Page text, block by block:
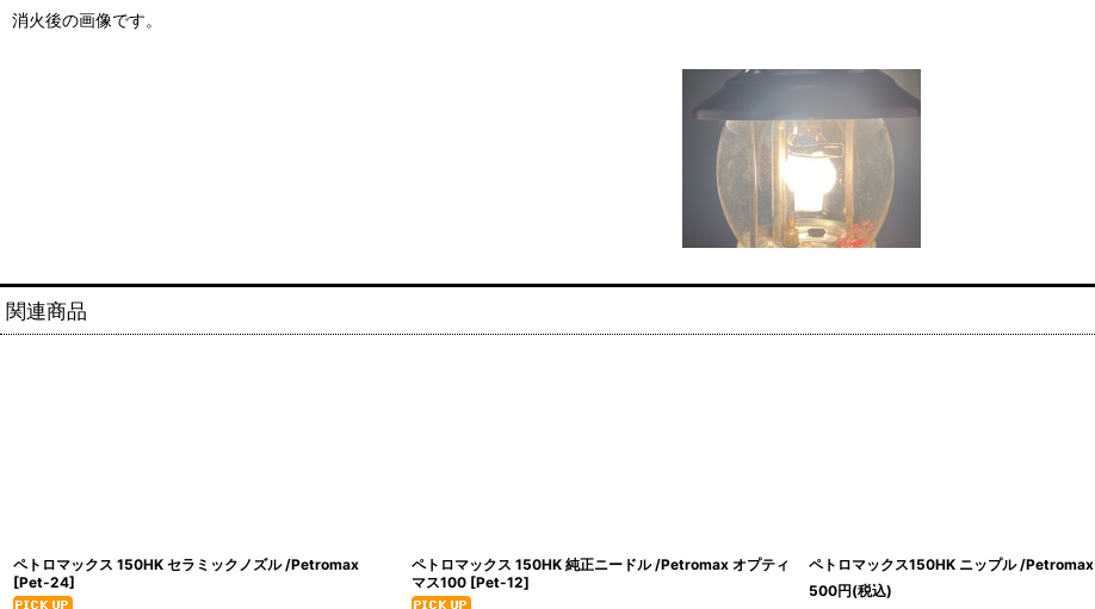
消火後の画像です。
関連商品
ペトロマックス 150HK セラミックノズル /Petromax
[Pet-24]
ペトロマックス 150HK 純正ニードル /Petromax オプティ
マス100 [Pet-12]
ペトロマックス150HK ニップル /Petromax
500円(税込)